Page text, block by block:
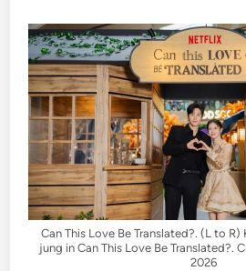
Can This Love Be Translated?. (L to
jung in Can This Love Be Translated?.
2026